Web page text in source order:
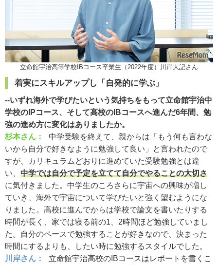
立命館宇治高等学校IBコース卒業生（2022年度）川岸大記さん
着実にスキルアップし「自発的に学ぶ」
--いずれ海外で学びたいという気持ちをもって立命館宇治中
学校のIPコース、そして高校のIBコースへ進んだ6年間、勉
強の進め方に変化はありましたか。
杉本さん：
中学受験を終えて、親からは「もう何も言わな
いから自分で好きなように勉強して良い」と言われたので
すが、カリキュラムどおりに進めていた受験勉強とは違
い、 中学では自分で予定を立てて自分でやることの大切さ
に気付きました。中学生のころさらに宇宙への興味が増し
ていき、海外で宇宙について学びたいと強く望むようにな
りました。高校に進んでからは学校で論文を書いたりする
時間が長く、家では寝る前の1、2時間ほど勉強していまし
た。自分のペースで勉強することが好きなので、決まった
時間にするよりも、したい時に勉強するスタイルでした。
川岸さん：
立命館宇治高校のIBコースはレポートを書くこ